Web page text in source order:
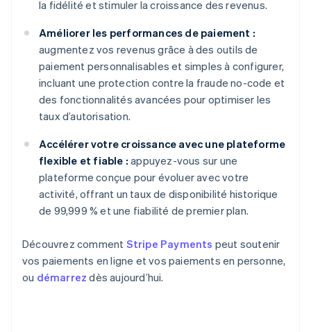
la fidélité et stimuler la croissance des revenus.
Améliorer les performances de paiement :
augmentez vos revenus grâce à des outils de
paiement personnalisables et simples à configurer,
incluant une protection contre la fraude no-code et
des fonctionnalités avancées pour optimiser les
taux d’autorisation.
Accélérer votre croissance avec une plateforme
flexible et fiable : appuyez-vous sur une
plateforme conçue pour évoluer avec votre
activité, offrant un taux de disponibilité historique
de 99,999 % et une fiabilité de premier plan.
Découvrez comment Stripe Payments peut soutenir
vos paiements en ligne et vos paiements en personne,
ou démarrez dès aujourd’hui.